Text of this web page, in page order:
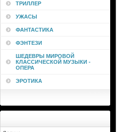
ТРИЛЛЕР
УЖАСЫ
ФАНТАСТИКА
ФЭНТЕЗИ
ШЕДЕВРЫ МИРОВОЙ
КЛАССИЧЕСКОЙ МУЗЫКИ -
ОПЕРА
ЭРОТИКА